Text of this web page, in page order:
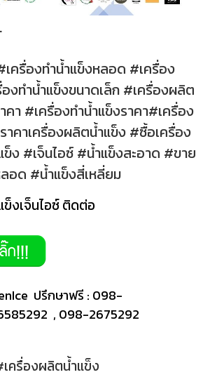
เครื่องทำน้ำแข็งหลอด #เครื่อง
งทำน้ำแข็งขนาดเล็ก #เครื่องผลิต
คา #เครื่องทำน้ำแข็งราคา#เครื่อง
าคาเครื่องผลิตน้ำแข็ง #ซื้อเครื่อง
ง #เจ็นไอซ์ #น้ำแข็งสะอาด #ขาย
อด #น้ำแข็งสี่เหลี่ยม
ข็งเจ็นไอซ์ ติดต่อ
ปรึกษาฟรี : 098-
, 098-2675292
ครื่องผลิตน้ำแข็ง